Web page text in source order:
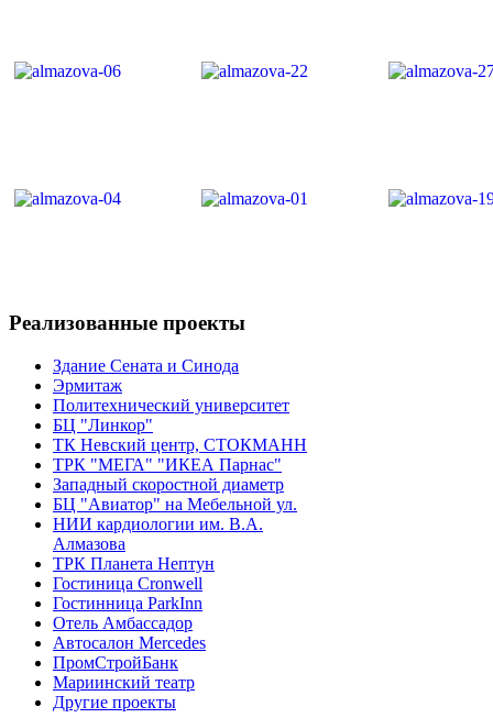
Реализованные проекты
Здание Сената и Синода
Эрмитаж
Политехнический университет
БЦ "Линкор"
ТК Невский центр, СТОКМАНН
ТРК "МЕГА" "ИКЕА Парнас"
Западный скоростной диаметр
БЦ "Авиатор" на Мебельной ул.
НИИ кардиологии им. В.А.
Алмазова
ТРК Планета Нептун
Гостиница Cronwell
Гостинница ParkInn
Отель Амбассадор
Автосалон Mercedes
ПромСтройБанк
Мариинский театр
Другие проекты